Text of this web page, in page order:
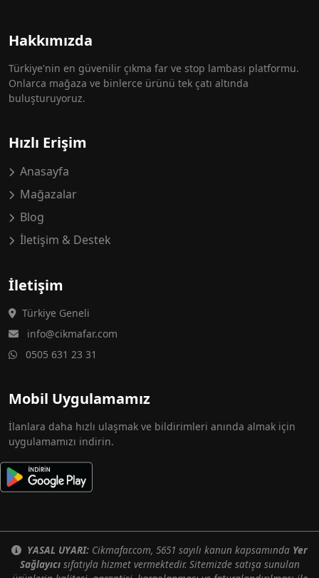
Hakkımızda
Türkiye'nin en güvenilir çıkma far ve stop lambası platformu.
Onlarca mağaza ve binlerce ürünü tek çatı altında
buluşturuyoruz.
Hızlı Erişim
Anasayfa
Mağazalar
Blog
İletişim & Destek
İletişim
Türkiye Geneli
info@cikmafar.com
0505 631 23 31
Mobil Uygulamamız
İlanlara daha hızlı ulaşmak ve bildirimleri anında almak için
uygulamamızı indirin.
YASAL UYARI: Cikmafar.com, 5651 sayılı kanun kapsamında Yer
Sağlayıcısıfatıyla hizmet vermektedir. Sitemizde satışa sunulan